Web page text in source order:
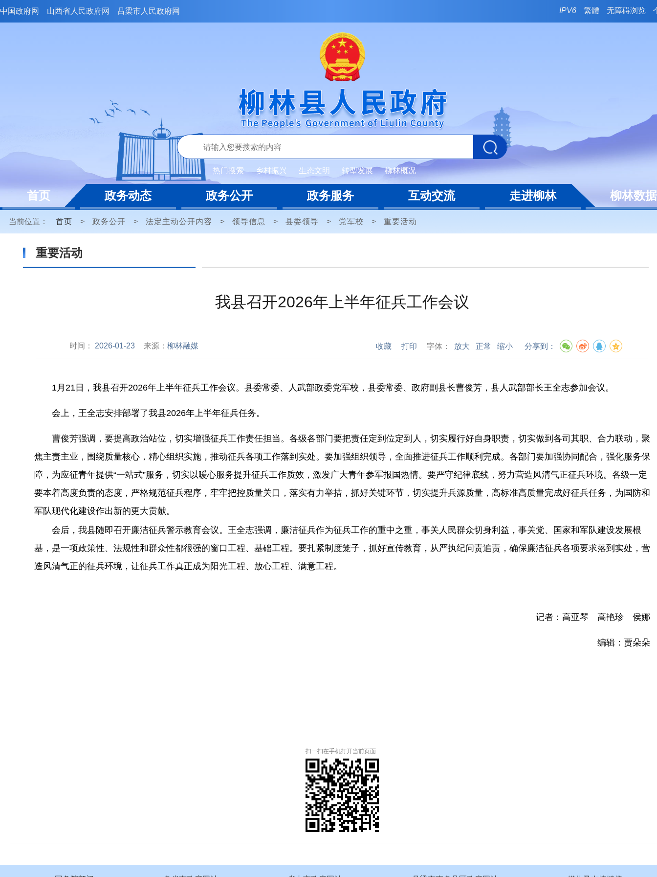
中国政府网 山西省人民政府网 吕梁市人民政府网 IPV6 繁體 无障碍浏览
热门搜索 乡村振兴 生态文明 转型发展 柳林概况
首页 政务动态 政务公开 政务服务 互动交流 走进柳林 柳林数据
当前位置： 首页 > 政务公开 > 法定主动公开内容 > 领导信息 > 县委领导 > 党军校 > 重要活动
重要活动
我县召开2026年上半年征兵工作会议
时间： 2026-01-23 来源：柳林融媒 收藏 打印 字体： 放大 正常 缩小 分享到：
1月 21 日，我县召开2026年上半年征兵工作会议。县委常委、人武部政委党军校，县委常委、政府副县长曹俊芳，县人武部部长王全志参加会议。
会上，王全志安排部署了我县2026年上半年征兵任务。
曹俊芳强调，要提高政治站位，切实增强征兵工作责任担当。各级各部门要把责任定到位定到人，切实履行好自身职责，切实做到各司其职、合力联动，聚
焦主责主业，围绕质量核心，精心组织实施，推动征兵各项工作落到实处。要加强组织领导，全面推进征兵工作顺利完成。各部门要加强协同配合，强化服务保
障，为应征青年提供“一站式”服务，切实以暖心服务提升征兵工作质效，激发广大青年参军报国热情。要严守纪律底线，努力营造风清气正征兵环境。各级一定
要本着高度负责的态度，严格规范征兵程序，牢牢把控质量关口，落实有力举措，抓好关键环节，切实提升兵源质量，高标准高质量完成好征兵任务，为国防和
军队现代化建设作出新的更大贡献。
会后，我县随即召开廉洁征兵警示教育会议。王全志强调，廉洁征兵作为征兵工作的重中之重，事关人民群众切身利益，事关党、国家和军队建设发展根
基，是一项政策性、法规性和群众性都很强的窗口工程、基础工程。要扎紧制度笼子，抓好宣传教育，从严执纪问责追责，确保廉洁征兵各项要求落到实处，营
造风清气正的征兵环境，让征兵工作真正成为阳光工程、放心工程、满意工程。
记者：高亚琴 高艳珍 侯娜
编辑：贾朵朵
扫一扫在手机打开当前页面